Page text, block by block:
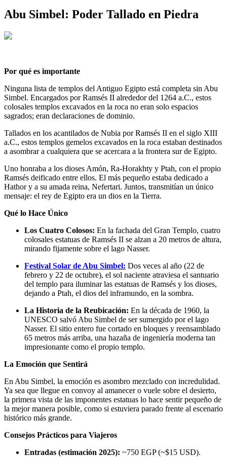
Abu Simbel: Poder Tallado en Piedra
Por qué es importante
Ninguna lista de templos del Antiguo Egipto está completa sin Abu
Simbel. Encargados por Ramsés II alrededor del 1264 a.C., estos
colosales templos excavados en la roca no eran solo espacios
sagrados; eran declaraciones de dominio.
Tallados en los acantilados de Nubia por Ramsés II en el siglo XIII
a.C., estos templos gemelos excavados en la roca estaban destinados
a asombrar a cualquiera que se acercara a la frontera sur de Egipto.
Uno honraba a los dioses Amón, Ra-Horakhty y Ptah, con el propio
Ramsés deificado entre ellos. El más pequeño estaba dedicado a
Hathor y a su amada reina, Nefertari. Juntos, transmitían un único
mensaje: el rey de Egipto era un dios en la Tierra.
Qué lo Hace Único
Los Cuatro Colosos: En la fachada del Gran Templo, cuatro
colosales estatuas de Ramsés II se alzan a 20 metros de altura,
mirando fijamente sobre el lago Nasser.
Festival Solar de Abu Simbel: Dos veces al año (22 de
febrero y 22 de octubre), el sol naciente atraviesa el santuario
del templo para iluminar las estatuas de Ramsés y los dioses,
dejando a Ptah, el dios del inframundo, en la sombra.
La Historia de la Reubicación: En la década de 1960, la
UNESCO salvó Abu Simbel de ser sumergido por el lago
Nasser. El sitio entero fue cortado en bloques y reensamblado
65 metros más arriba, una hazaña de ingeniería moderna tan
impresionante como el propio templo.
La Emoción que Sentirá
En Abu Simbel, la emoción es asombro mezclado con incredulidad.
Ya sea que llegue en convoy al amanecer o vuele sobre el desierto,
la primera vista de las imponentes estatuas lo hace sentir pequeño de
la mejor manera posible, como si estuviera parado frente al escenario
histórico más grande.
Consejos Prácticos para Viajeros
Entradas (estimación 2025): ~750 EGP (~$15 USD).